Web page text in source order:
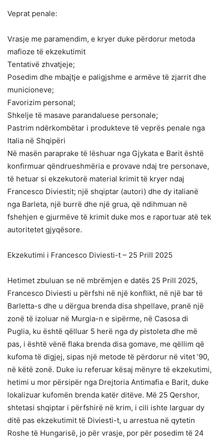
Veprat penale:
Vrasje me paramendim, e kryer duke përdorur metoda
mafioze të ekzekutimit
Tentativë zhvatjeje;
Posedim dhe mbajtje e paligjshme e armëve të zjarrit dhe
municioneve;
Favorizim personal;
Shkelje të masave parandaluese personale;
Pastrim ndërkombëtar i produkteve të veprës penale nga
Italia në Shqipëri
Në masën paraprake të lëshuar nga Gjykata e Barit është
konfirmuar qëndrueshmëria e provave ndaj tre personave,
të hetuar si ekzekutorë material krimit të kryer ndaj
Francesco Diviestit; një shqiptar (autori) dhe dy italianë
nga Barleta, një burrë dhe një grua, që ndihmuan në
fshehjen e gjurmëve të krimit duke mos e raportuar atë tek
autoritetet gjyqësore.
Ekzekutimi i Francesco Diviesti-t – 25 Prill 2025
Hetimet zbuluan se në mbrëmjen e datës 25 Prill 2025,
Francesco Diviesti u përfshi në një konflikt, në një bar të
Barletta-s dhe u dërgua brenda disa shpellave, pranë një
zonë të izoluar në Murgia-n e sipërme, në Casosa di
Puglia, ku është qëlluar 5 herë nga dy pistoleta dhe më
pas, i është vënë flaka brenda disa gomave, me qëllim që
kufoma të digjej, sipas një metode të përdorur në vitet ’90,
në këtë zonë. Duke iu referuar kësaj mënyre të ekzekutimi,
hetimi u mor përsipër nga Drejtoria Antimafia e Barit, duke
lokalizuar kufomën brenda katër ditëve. Më 25 Qershor,
shtetasi shqiptar i përfshirë në krim, i cili ishte larguar dy
ditë pas ekzekutimit të Diviesti-t, u arrestua në qytetin
Roshe të Hungarisë, jo për vrasje, por për posedim të 24